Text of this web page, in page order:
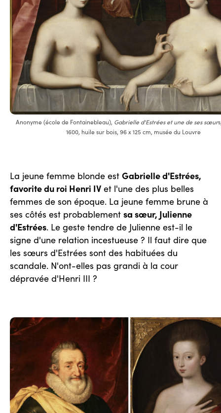
Anonyme (école de Fontainebleau), Gabrielle d'Estrées et une de ses sœur
1600, huile sur bois, 96 x 125 cm, musée du Louvre
La jeune femme blonde est Gabrielle d'Estrées,
favorite du roi Henri IV et l'une des plus belles
femmes de son époque. La jeune femme brune à
ses côtés est probablement sa sœur, Julienne
d'Estrées. Le geste tendre de Julienne est-il le
signe d'une relation incestueuse ? Il faut dire que
les sœurs d'Estrées sont des habituées du
scandale. N'ont-elles pas grandi à la cour
dépravée d'Henri III ?